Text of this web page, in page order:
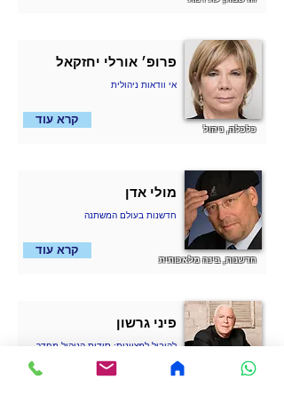
קרא עוד
כלכלה, ניהול
פרופ׳ אורלי יחזקאל
אי וודאות ניהולית
קרא עוד
חדשנות, בינה מלאכותית
מולי אדן
חדשנות בעולם המשתנה
פיני גרשון
להוביל למצוינות: סודות הניהול מחדר
ההלבשה